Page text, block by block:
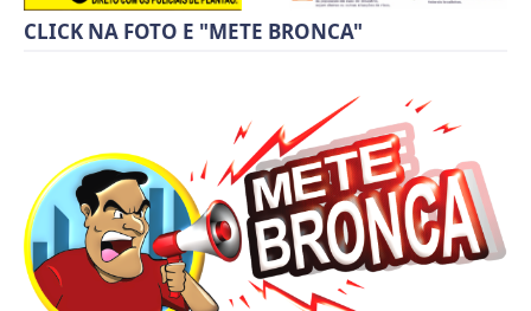
CLICK NA FOTO E "METE BRONCA"